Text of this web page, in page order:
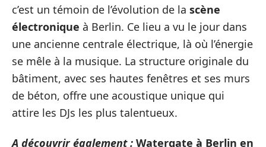
c’est un témoin de l’évolution de la scène
électronique à Berlin. Ce lieu a vu le jour dans
une ancienne centrale électrique, là où l’énergie
se mêle à la musique. La structure originale du
bâtiment, avec ses hautes fenêtres et ses murs
de béton, offre une acoustique unique qui
attire les DJs les plus talentueux.
A découvrir également : Watergate à Berlin en